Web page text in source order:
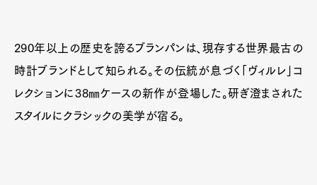
290年以上の歴史を誇るブランパンは、現存する世界最古の
時計ブランドとして知られる。その伝統が息づく「ヴィルレ」コ
レクションに38㎜ケースの新作が登場した。研ぎ澄まされた
スタイルにクラシックの美学が宿る。